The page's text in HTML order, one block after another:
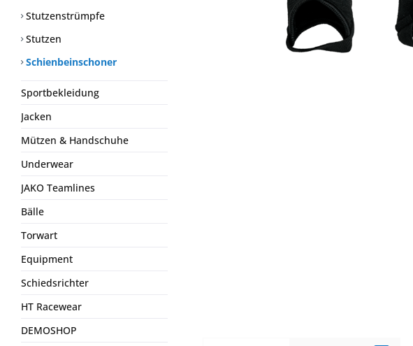
Stutzenstrümpfe
Stutzen
Schienbeinschoner
Sportbekleidung
Jacken
Mützen & Handschuhe
Underwear
JAKO Teamlines
Bälle
Torwart
Equipment
Schiedsrichter
HT Racewear
DEMOSHOP